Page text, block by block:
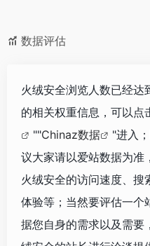
数据评估
火绒安全浏览人数已经
的相关权重信息，可以点
""Chinaz数据
"进入
议大家请以爱站数据为准
火绒安全的访问速度、搜
体验等；当然要评估一个
据您自身的需求以及需要